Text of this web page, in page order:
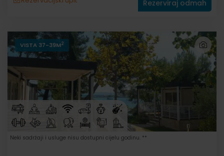
Rezerviraj odmah
VISTA 37-39M2
Neki sadržaji i usluge nisu dostupni cijelu godinu. **